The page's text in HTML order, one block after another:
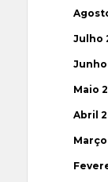
Julho
Junho
Maio
Abril
Março